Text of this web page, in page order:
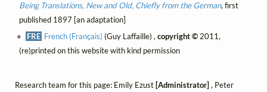
Being Translations, New and Old, Chiefly from the German, first
published 1897 [an adaptation]
FRE French (Français) (Guy Laffaille) ,copyright ©2011,
(re)printed on this website with kind permission
Research team for this page: Emily Ezust [Administrator] , Peter